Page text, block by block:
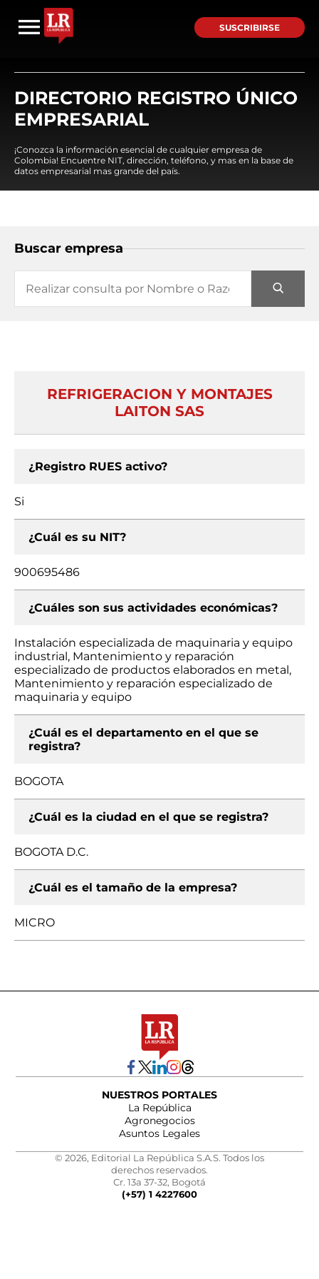
SUSCRIBIRSE
DIRECTORIO REGISTRO ÚNICO
EMPRESARIAL
¡Conozca la información esencial de cualquier empresa de
Colombia! Encuentre NIT, dirección, teléfono, y mas en la base de
datos empresarial mas grande del país.
Buscar empresa
REFRIGERACION Y MONTAJES
LAITON SAS
¿Registro RUES activo?
Si
¿Cuál es su NIT?
900695486
¿Cuáles son sus actividades económicas?
Instalación especializada de maquinaria y equipo
industrial, Mantenimiento y reparación
especializado de productos elaborados en metal,
Mantenimiento y reparación especializado de
maquinaria y equipo
¿Cuál es el departamento en el que se
registra?
BOGOTA
¿Cuál es la ciudad en el que se registra?
BOGOTA D.C.
¿Cuál es el tamaño de la empresa?
MICRO
NUESTROS PORTALES
La República
Agronegocios
Asuntos Legales
© 2026, Editorial La República S.A.S. Todos los
derechos reservados.
Cr. 13a 37-32, Bogotá
(+57) 1 4227600